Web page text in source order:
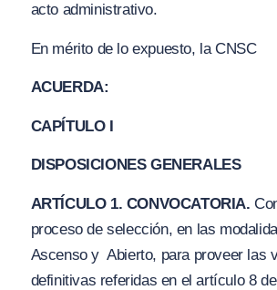
acto administrativo.
En mérito de lo expuesto, la CNSC
ACUERDA:
CAPÍTULO I
DISPOSICIONES GENERALES
ARTÍCULO 1. CONVOCATORIA.
proceso de selección, en las
Ascenso y Abierto, para proveer las
definitivas referidas en el artículo 8